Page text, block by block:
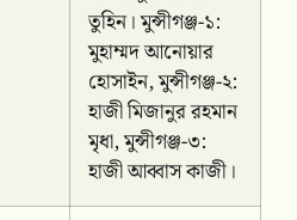
তুহিন। মুন্সীগঞ্জ-১:
মুহাম্মদ আনোয়ার
হোসাইন, মুন্সীগঞ্জ-২:
হাজী মিজানুর রহমান
মৃধা, মুন্সীগঞ্জ-৩:
হাজী আব্বাস কাজী।